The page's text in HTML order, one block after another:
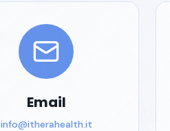
Email
info@itherahealth.it